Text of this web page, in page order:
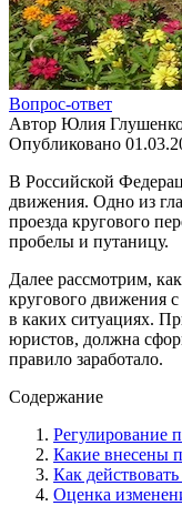
Вопрос-ответ
Автор Юлия
Опубликовано
В Российской
движения. Одно из
проезда кругового
пробелы и путаницу.
Далее рассмотрим,
кругового движения с
в каких ситуациях.
юристов, должна
правило заработало.
Содержание
Регулирование
Какие внесены
Как
Оценка